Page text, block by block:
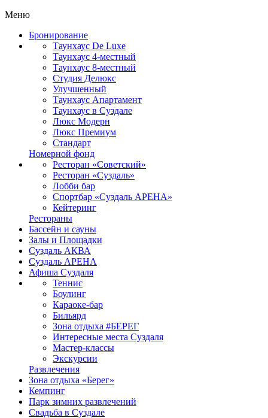
Меню
Бронирование
Таунхаус De Luxe
Таунхаус 4-местный
Таунхаус 8-местный
Студия Делюкс
Улучшенный
Таунхаус Апартамент
Таунхаус в Суздале
Люкс Модерн
Люкс Премиум
Стандарт
Номерной фонд
Ресторан «Советский»
Ресторан «Суздаль»
Лобби бар
Спортбар «Суздаль АРЕНА»
Кейтеринг
Рестораны
Бассейн и сауны
Залы и Площадки
Суздаль АКВА
Суздаль АРЕНА
Афиша Суздаля
Теннис
Боулинг
Караоке-бар
Бильярд
Зона отдыха #БЕРЕГ
Интересные места Суздаля
Мастер-классы
Экскурсии
Развлечения
Зона отдыха «Берег»
Кемпинг
Парк зимних развлечений
Свадьба в Суздале